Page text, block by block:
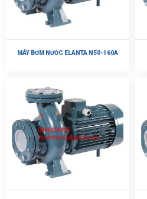
MÁY BƠM NƯỚC ELANTA N50-160A